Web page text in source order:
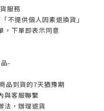
服務
不提供個人因素退換貨」
，下單即表示同意
-
品到貨的7天猶豫期
與客服聯繫
法，辦理退貨